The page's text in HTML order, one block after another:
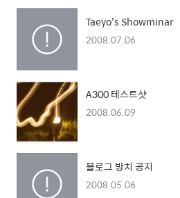
Taeyo's Showminar
2008.07.06
A300 테스트샷
2008.06.09
블로그 방치 공지
2008.05.06